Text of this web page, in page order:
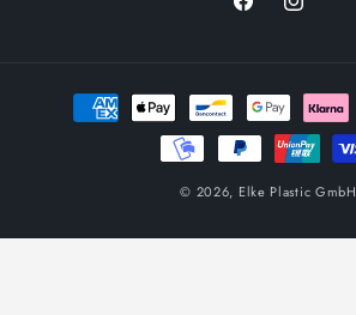
FacebookInstagram
Betalingsmetoder
© 2026, Elke Plastic GmbH